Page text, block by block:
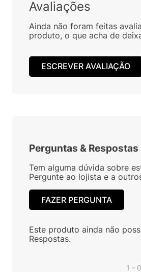
Avaliações
Ainda não foram feitas
produto, o que acha de
ESCREVER AVALIAÇÃO
Perguntas & Respostas
Tem alguma dúvida sobre
Pergunte ao lojista e a
FAZER PERGUNTA
Este produto ainda não
Respostas.
1 -